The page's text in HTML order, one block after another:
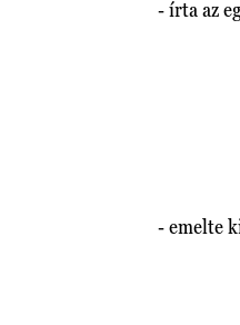
- írta az
- emelte